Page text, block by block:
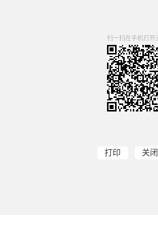
扫一扫在手机打开
打印 关